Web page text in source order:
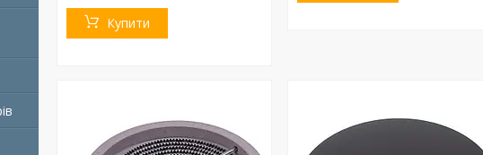
Купити